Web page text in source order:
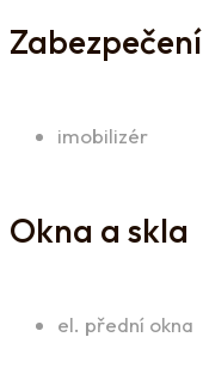
Zabezpečení
imobilizér
Okna a skla
el. přední okna